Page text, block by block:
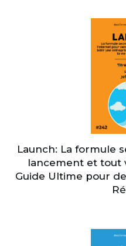
Launch: La formule
lancement et tout
Guide Ultime pour